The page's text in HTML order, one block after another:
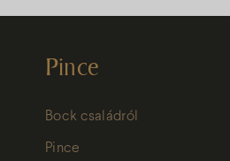
Pince
Bock családról
Pince